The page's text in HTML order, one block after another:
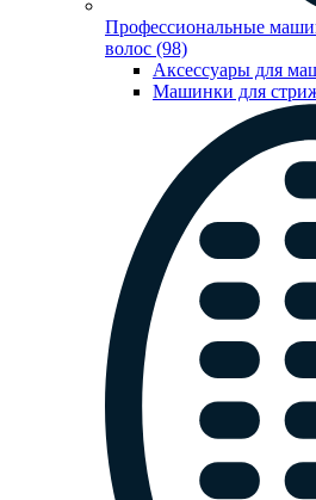
Профессиональные
волос (98)
Аксессуары для
Машинки для